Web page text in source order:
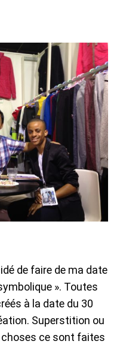
de faire de ma date
». Toutes
à la date du 30
Superstition ou
choses ce sont faites